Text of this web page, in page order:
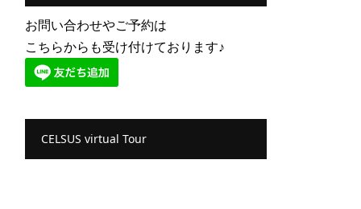
お問い合わせやご予約は
こちらからも受け付けております♪
CELSUS virtual Tour